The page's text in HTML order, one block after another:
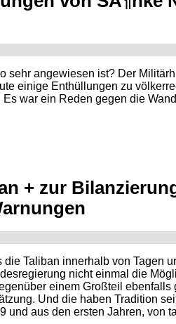
angewiesen ist? Der
einige Enthüllungen zu
war ein Reden gegen die
+ zur
Taliban innerhalb von Tagen
nicht einmal die
einem Großteil
Und die haben Tradition
und aus den ersten Jahren, von